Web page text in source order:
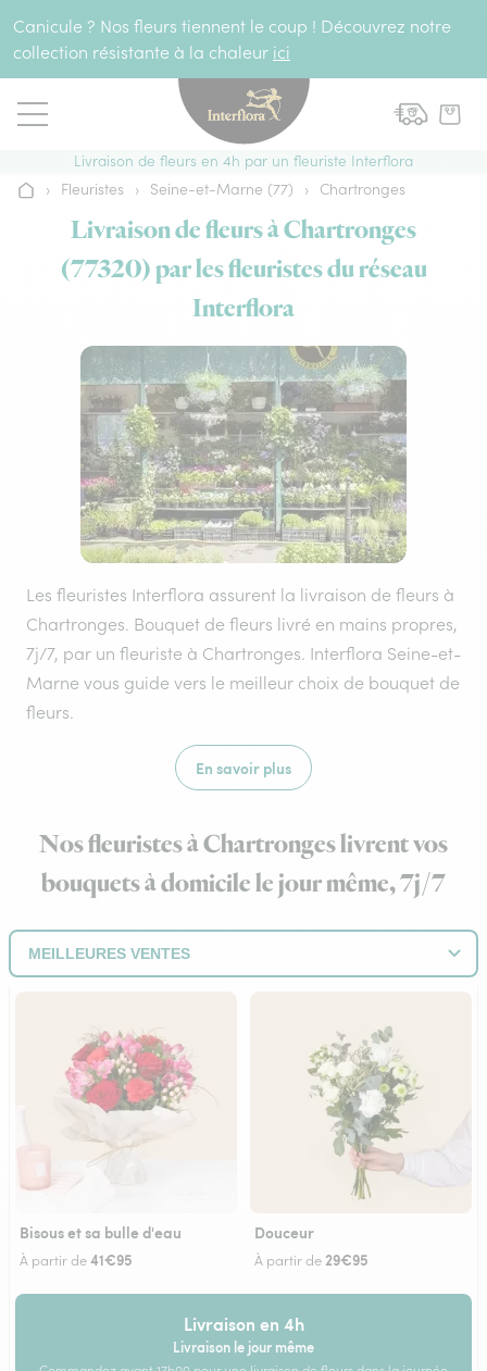
Canicule ? Nos fleurs tiennent le coup ! Découvrez notre
collection résistante à la chaleur ici
Livraison de fleurs en 4h par un fleuriste Interflora
Accueil
› Fleuristes › Seine-et-Marne (77) › Chartronges
Livraison de fleurs à Chartronges
(77320) par les fleuristes du réseau
Interflora
Les fleuristes Interflora assurent la livraison de fleurs à
Chartronges. Bouquet de fleurs livré en mains propres,
7j/7, par un fleuriste à Chartronges. Interflora Seine-et-
Marne vous guide vers le meilleur choix de bouquet de
fleurs.
En savoir plus
Nos fleuristes à Chartronges livrent vos
bouquets à domicile le jour même, 7j/7
Bisous et sa bulle d'eau
À partir de41€95
Douceur
À partir de29€95
Livraison en 4h
Livraison le jour même